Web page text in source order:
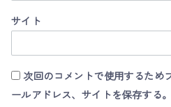
サイト
次回のコメントで使用するため
ールアドレス、サイトを保存する。